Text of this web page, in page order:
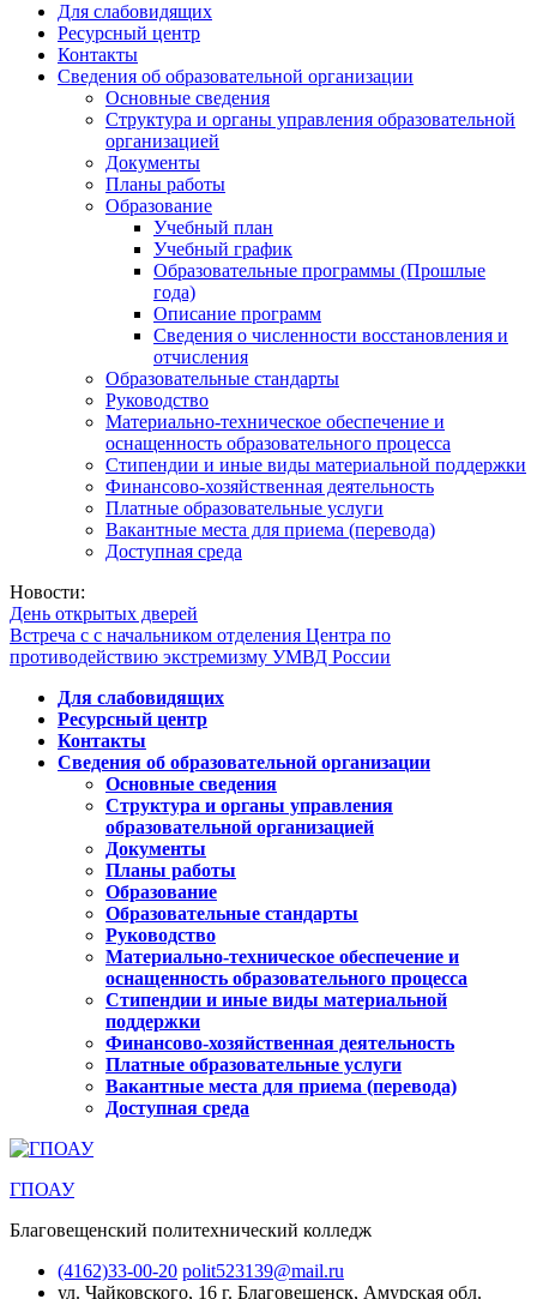
Для слабовидящих
Ресурсный центр
Контакты
Сведения об образовательной организации
Основные сведения
Структура и органы управления образовательной
организацией
Документы
Планы работы
Образование
Учебный план
Учебный график
Образовательные программы (Прошлые
года)
Описание программ
Сведения о численности восстановления и
отчисления
Образовательные стандарты
Руководство
Материально-техническое обеспечение и
оснащенность образовательного процесса
Стипендии и иные виды материальной поддержки
Финансово-хозяйственная деятельность
Платные образовательные услуги
Вакантные места для приема (перевода)
Доступная среда
Новости:
День открытых дверей
Встреча с с начальником отделения Центра по
противодействию экстремизму УМВД России
Для слабовидящих
Ресурсный центр
Контакты
Сведения об образовательной организации
Основные сведения
Структура и органы управления
образовательной организацией
Документы
Планы работы
Образование
Образовательные стандарты
Руководство
Материально-техническое обеспечение и
оснащенность образовательного процесса
Стипендии и иные виды материальной
поддержки
Финансово-хозяйственная деятельность
Платные образовательные услуги
Вакантные места для приема (перевода)
Доступная среда
ГПОАУ
Благовещенский политехнический колледж
(4162)33-00-20 polit523139@mail.ru
ул. Чайковского, 16 г. Благовещенск, Амурская обл.